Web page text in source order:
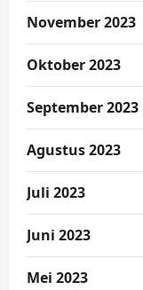
November 2023
Oktober 2023
September 2023
Agustus 2023
Juli 2023
Juni 2023
Mei 2023